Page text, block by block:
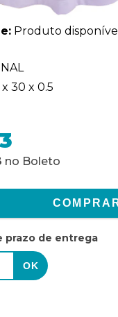
Produto disponível
30 x 0.5
no Boleto
prazo de entrega